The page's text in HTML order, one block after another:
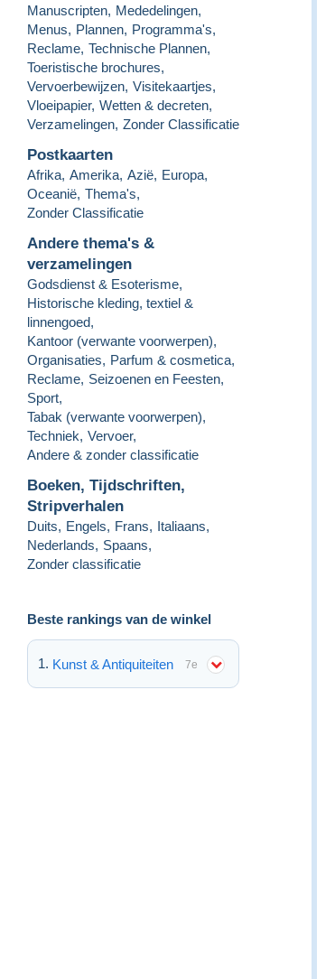
Manuscripten, Mededelingen,
Menus, Plannen, Programma's,
Reclame, Technische Plannen,
Toeristische brochures,
Vervoerbewijzen, Visitekaartjes,
Vloeipapier, Wetten & decreten,
Verzamelingen, Zonder Classificatie
Postkaarten
Afrika, Amerika, Azië, Europa,
Oceanië, Thema's,
Zonder Classificatie
Andere thema's &
verzamelingen
Godsdienst & Esoterisme,
Historische kleding, textiel &
linnengoed,
Kantoor (verwante voorwerpen),
Organisaties, Parfum & cosmetica,
Reclame, Seizoenen en Feesten,
Sport,
Tabak (verwante voorwerpen),
Techniek, Vervoer,
Andere & zonder classificatie
Boeken, Tijdschriften,
Stripverhalen
Duits, Engels, Frans, Italiaans,
Nederlands, Spaans,
Zonder classificatie
Beste rankings van de winkel
Kunst & Antiquiteiten 7e